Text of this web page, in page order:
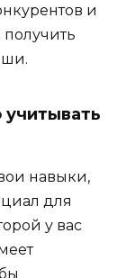
и
навыки,
для
у вас